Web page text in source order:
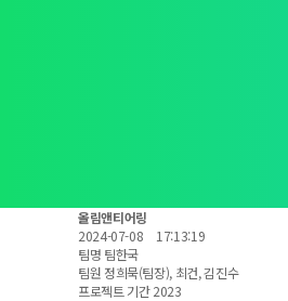
올림앤티어링
2024-07-08
17:13:19
팀명 팀한국
팀원 정희묵(팀장), 최건, 김진수
프로젝트 기간 2023